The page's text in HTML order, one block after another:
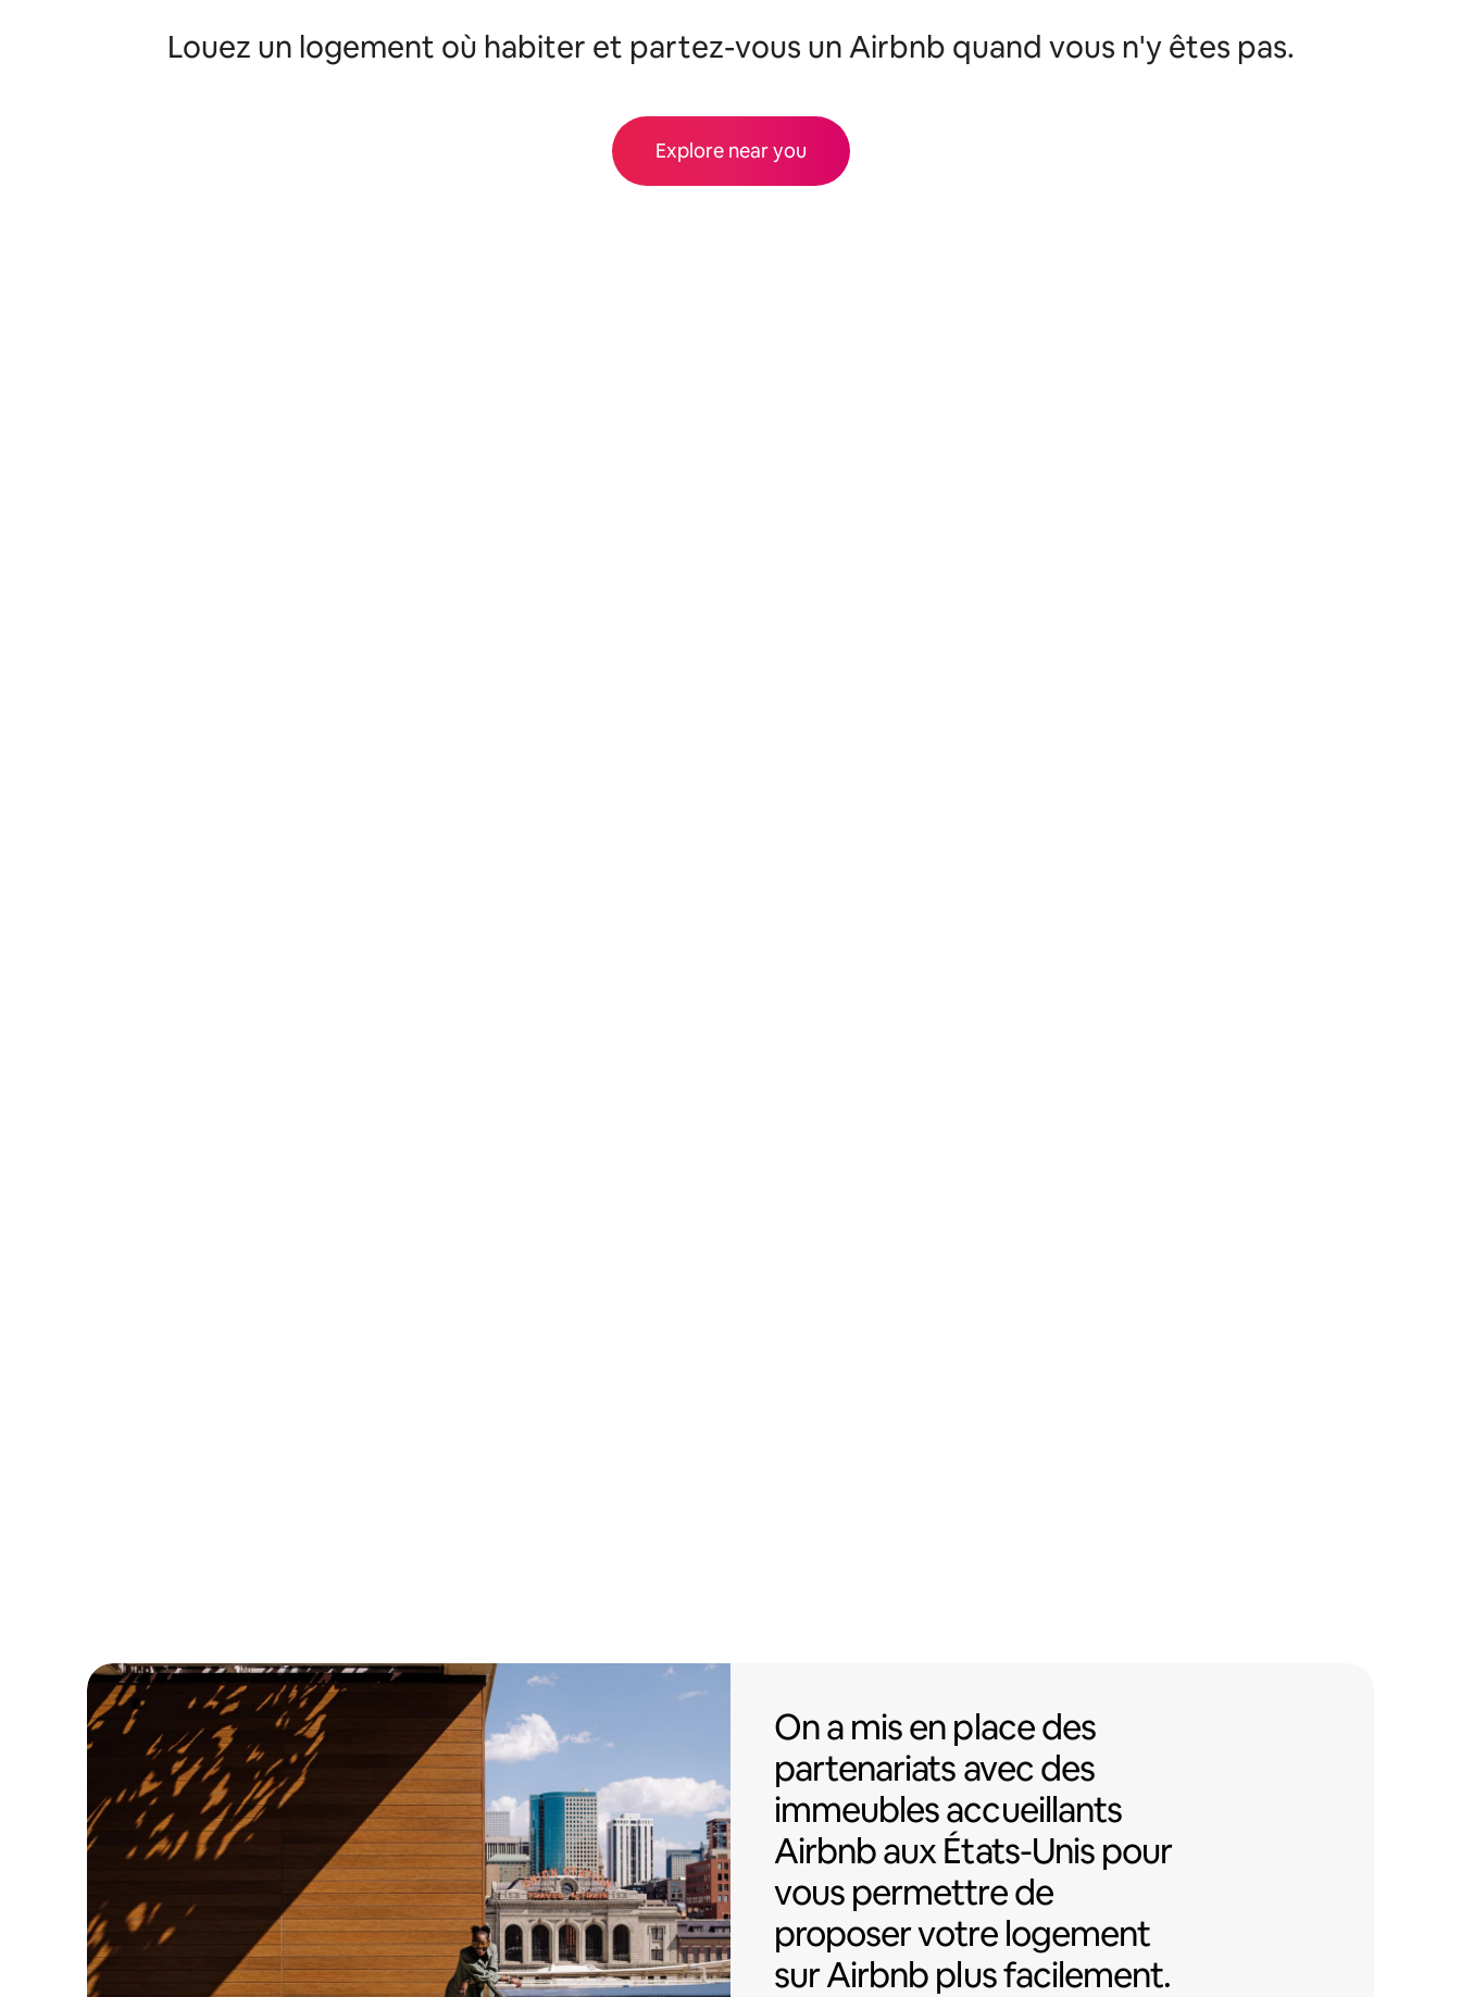
Louez un logement où habiter et partez-vous un Airbnb quand vous n'y êtes pas.
Explore near you
On a mis en place des partenariats avec des
On a mis en place des
partenariatsavec des
immeubles accueillants
Airbnbaux États-Unis pour
vous permettre de
proposer votre logement
sur Airbnb plus facilement.